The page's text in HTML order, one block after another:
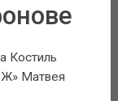
Костиль
Матвея